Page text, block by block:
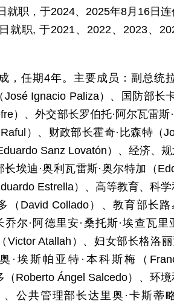
职，于2024、2025年8月16日连
就职, 于2021、2022、2023、
，任期4年。主要成员：副总统
Ignacio Paliza）、国防部长
）、外交部长罗伯托·阿尔瓦雷
）、财政部长霍奇·比森特（
Sanz Lovatón）、经济、
埃迪·奥利瓦雷斯·奥尔特加（
Estrella）、高等教育、科
（David Collado）、教育部长
尔·阿德里安·桑托斯·埃查瓦里
Atallah）、妇女部长格洛
埃斯帕亚特·本科斯梅（
Roberto Ángel Salcedo）、环
公共管理部长达里奥·卡斯蒂